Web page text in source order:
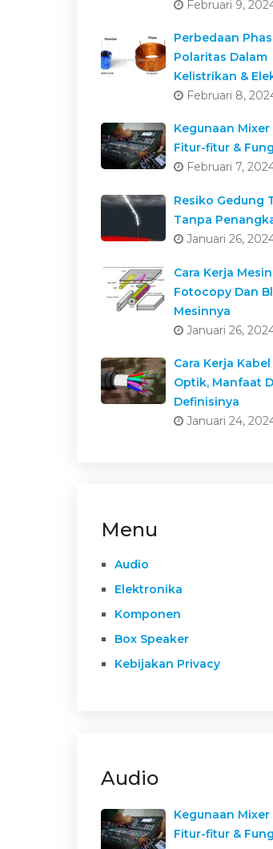
Februari 9,
Perbedaan
Polaritas Dalam
Kelistrikan &
Februari 8,
Kegunaan Mixer
Fitur-fitur &
Februari 7,
Resiko Gedung
Tanpa
Januari 26,
Cara Kerja Mesin
Fotocopy Dan
Mesinnya
Januari 26,
Cara Kerja
Optik, Manfaat
Definisinya
Januari 24,
Menu
Audio
Elektronika
Komponen
Box Speaker
Kebijakan Privacy
Audio
Kegunaan Mixer
Fitur-fitur &